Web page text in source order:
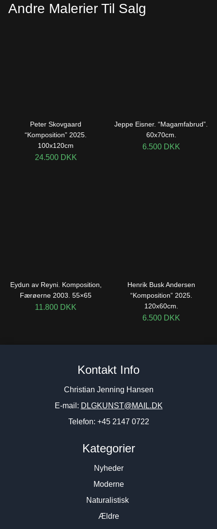
Andre Malerier Til Salg
Peter Skovgaard
“Komposition” 2025.
100x120cm
24.500 DKK
Jeppe Eisner. “Magamfabrud”.
60x70cm.
6.500 DKK
Eydun av Reyni. Komposition,
Færøerne 2003. 55×65
11.800 DKK
Henrik Busk Andersen
“Komposition” 2025.
120x60cm.
6.500 DKK
Kontakt Info
Christian Jenning Hansen
E-mail: DLGKUNST@MAIL.DK
Telefon: +45 2147 0722
Kategorier
Nyheder
Moderne
Naturalistisk
Ældre